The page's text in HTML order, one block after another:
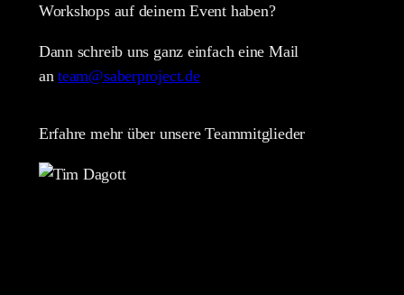
Workshops auf deinem Event haben?
Dann schreib uns ganz einfach eine Mail
anteam@saberproject.de
Erfahre mehr über unsere Teammitglieder